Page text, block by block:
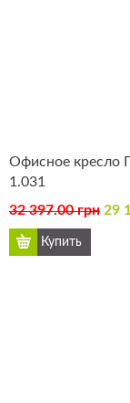
Офисное кресло
1.031
32 397.00 грн 29